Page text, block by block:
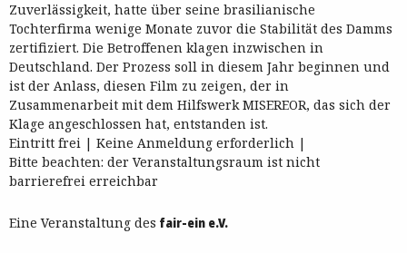
Zuverlässigkeit, hatte über seine brasilianische
Tochterfirma wenige Monate zuvor die Stabilität des Damms
zertifiziert. Die Betroffenen klagen inzwischen in
Deutschland. Der Prozess soll in diesem Jahr beginnen und
ist der Anlass, diesen Film zu zeigen, der in
Zusammenarbeit mit dem Hilfswerk MISEREOR, das sich der
Klage angeschlossen hat, entstanden ist.
Eintritt frei | Keine Anmeldung erforderlich |
Bitte beachten: der Veranstaltungsraum ist nicht
barrierefrei erreichbar
Eine Veranstaltung des fair-ein e.V.